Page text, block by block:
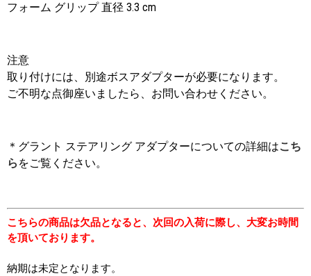
フォーム グリップ 直径 3.3 cm
注意
取り付けには、別途ボスアダプターが必要になります。
ご不明な点御座いましたら、お問い合わせください。
＊グラント ステアリング アダプターについての詳細はこち
ら をご覧ください。
こちらの商品は欠品となると、次回の入荷に際し、大変お時間
を頂いております。
納期は未定となります。